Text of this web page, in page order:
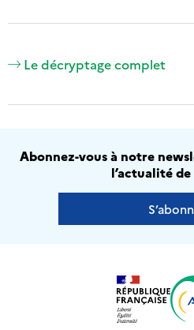
Le décryptage complet
Abonnez-vous à notre
l’actualité de